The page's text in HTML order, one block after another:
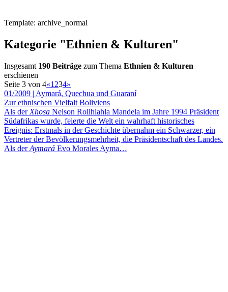
Template: archive_normal
Kategorie "Ethnien & Kulturen"
Insgesamt 190 Beiträge zum Thema Ethnien & Kulturen
erschienen
Seite 3 von 4«1 234»
01/2009 | Aymará, Quechua und Guaraní
Zur ethnischen Vielfalt Boliviens
Als der Xhosa Nelson Rolihlahla Mandela im Jahre 1994 Präsident
Südafrikas wurde, feierte die Welt ein wahrhaft historisches
Ereignis: Erstmals in der Geschichte übernahm ein Schwarzer, ein
Vertreter der Bevölkerungsmehrheit, die Präsidentschaft des Landes.
Als derAymará Evo Morales Ayma…